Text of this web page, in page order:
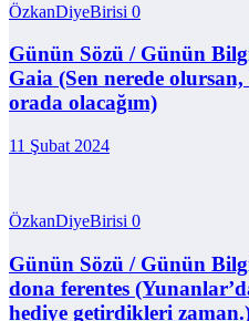
ÖzkanDiyeBirisi 0
Günün Sözü / Günün
Gaia (Sen nerede
orada olacağım)
11 Şubat 2024
ÖzkanDiyeBirisi 0
Günün Sözü / Günün
dona ferentes
hediye getirdikleri